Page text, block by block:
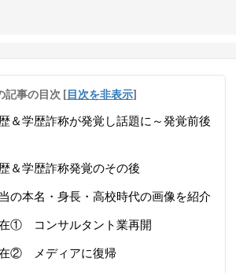
記事の目次 [目次を非表示]
＆学歴詐称が発覚し話題に～発覚前後
＆学歴詐称発覚のその後
の本名・身長・高校時代の画像を紹介
① コンサルタント業再開
在② メディアに復帰